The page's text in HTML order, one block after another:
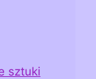
sztuki